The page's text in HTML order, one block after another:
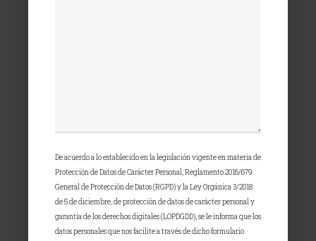
De acuerdo a lo establecido en la legislación vigente en materia de
Protección de Datos de Carácter Personal, Reglamento 2016/679
General de Protección de Datos (RGPD) y la Ley Orgánica 3/2018
de 5 de diciembre, de protección de datos de carácter personal y
garantía de los derechos digitales (LOPDGDD), se le informa que los
datos personales que nos facilite a través de dicho formulario